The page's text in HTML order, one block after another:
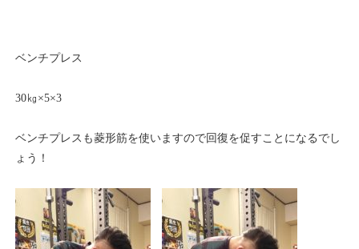
ベンチプレス
30㎏×5×3
ベンチプレスも菱形筋を使いますので回復を促すことになるでし
ょう！